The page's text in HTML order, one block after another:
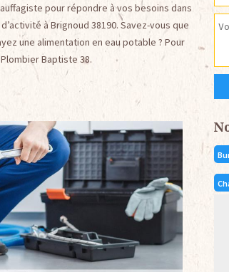
pour répondre à vos besoins dans
à Brignoud 38190. Savez-vous que
une alimentation en eau potable ? Pour
Baptiste 38.